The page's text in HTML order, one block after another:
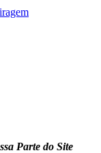
Parte do Site